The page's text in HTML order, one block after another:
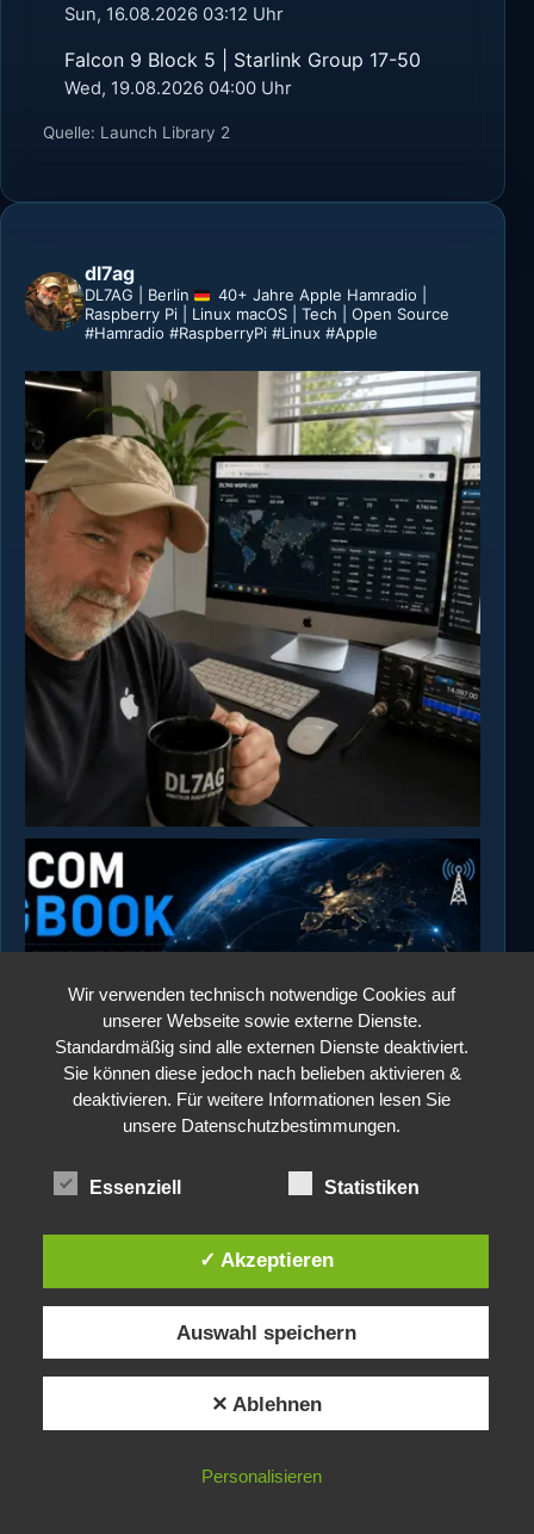
Sun, 16.08.2026 03:12 Uhr
Falcon 9 Block 5 | Starlink Group 17-50
Wed, 19.08.2026 04:00 Uhr
Quelle: Launch Library 2
dl7ag
DL7AG | Berlin 40+ Jahre Apple Hamradio |
Raspberry Pi | Linux macOS | Tech | Open Source
#Hamradio #RaspberryPi #Linux #Apple
Wir verwenden technisch notwendige Cookies auf
unserer Webseite sowie externe Dienste.
Standardmäßig sind alle externen Dienste deaktiviert.
Sie können diese jedoch nach belieben aktivieren &
deaktivieren. Für weitere Informationen lesen Sie
unsere Datenschutzbestimmungen.
Essenziell Statistiken
✓ Akzeptieren
Auswahl speichern
✕ Ablehnen
Personalisieren